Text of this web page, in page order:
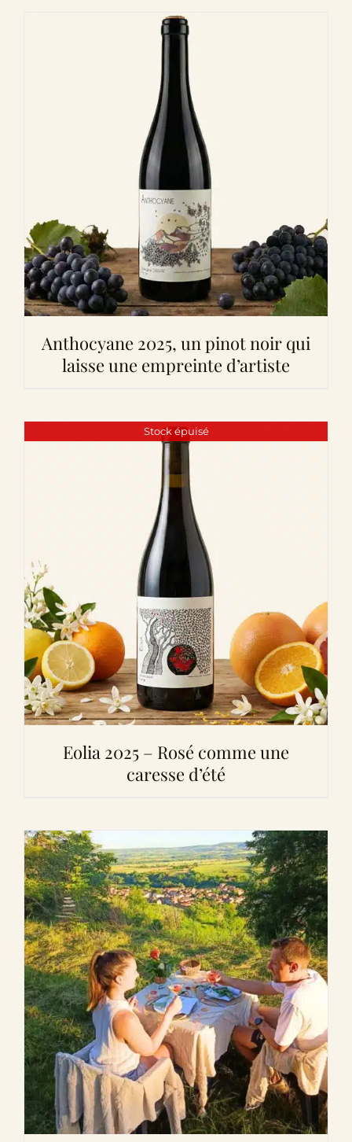
Anthocyane 2025, un pinot noir qui
laisse une empreinte d’artiste
Stock épuisé
Eolia 2025 – Rosé comme une
caresse d’été